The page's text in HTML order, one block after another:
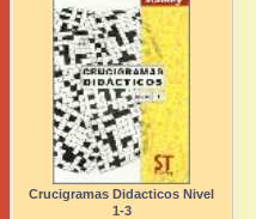
Crucigramas Didacticos Nivel
1-3